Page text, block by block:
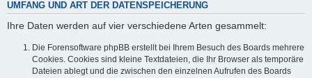
UMFANG UND ART DER DATENSPEICHERUNG
Ihre Daten werden auf vier verschiedene Arten gesammelt:
Die Forensoftware phpBB erstellt bei Ihrem Besuch des Boards mehrere
Cookies. Cookies sind kleine Textdateien, die Ihr Browser als temporäre
Dateien ablegt und die zwischen den einzelnen Aufrufen des Boards